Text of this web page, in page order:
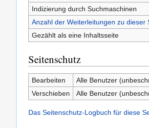
Indizierung durch Suchmaschinen
Anzahl der Weiterleitungen zu dieser
Gezählt als eine Inhaltsseite
Seitenschutz
Bearbeiten
Alle Benutzer
Verschieben
Alle Benutzer
Das Seitenschutz-Logbuch für diese